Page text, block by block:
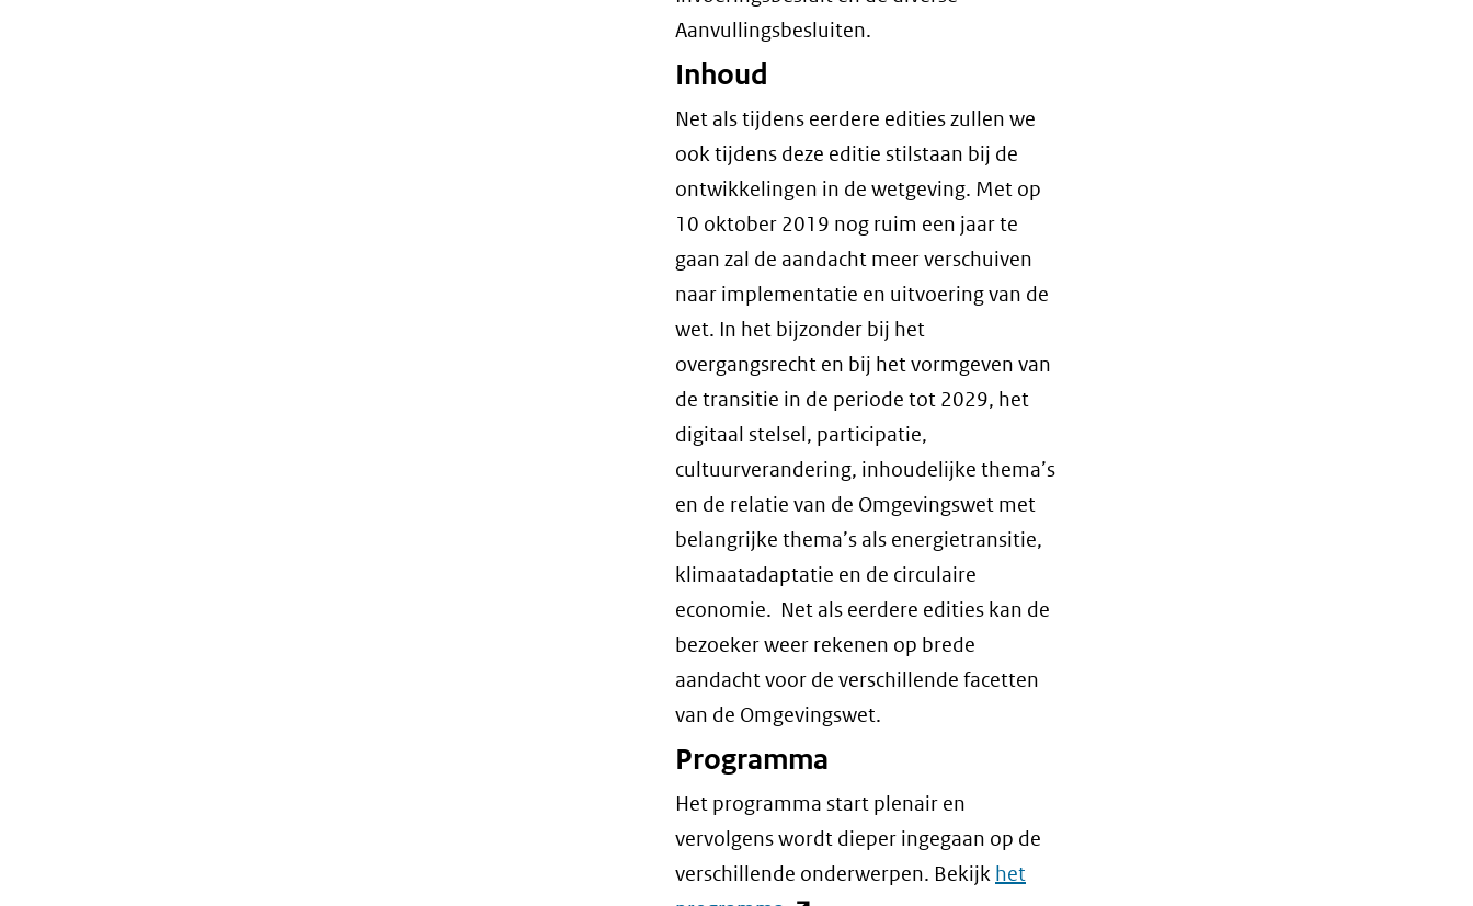
Aanvullingsbesluiten.
Inhoud
Net als tijdens eerdere edities zullen we
ook tijdens deze editie stilstaan bij de
ontwikkelingen in de wetgeving. Met op
10 oktober 2019 nog ruim een jaar te
gaan zal de aandacht meer verschuiven
naar implementatie en uitvoering van de
wet. In het bijzonder bij het
overgangsrecht en bij het vormgeven van
de transitie in de periode tot 2029, het
digitaal stelsel, participatie,
cultuurverandering, inhoudelijke thema’s
en de relatie van de Omgevingswet met
belangrijke thema’s als energietransitie,
klimaatadaptatie en de circulaire
economie. Net als eerdere edities kan de
bezoeker weer rekenen op brede
aandacht voor de verschillende facetten
van de Omgevingswet.
Programma
Het programma start plenair en
vervolgens wordt dieper ingegaan op de
verschillende onderwerpen. Bekijk het